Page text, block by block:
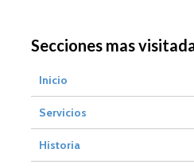
Secciones mas
Inicio
Servicios
Historia